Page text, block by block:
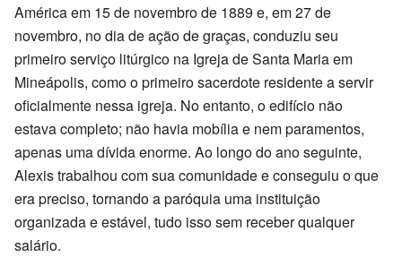
América em 15 de novembro de 1889 e, em 27 de
novembro, no dia de ação de graças, conduziu seu
primeiro serviço litúrgico na Igreja de Santa Maria em
Mineápolis, como o primeiro sacerdote residente a servir
oficialmente nessa igreja. No entanto, o edifício não
estava completo; não havia mobília e nem paramentos,
apenas uma dívida enorme. Ao longo do ano seguinte,
Alexis trabalhou com sua comunidade e conseguiu o que
era preciso, tornando a paróquia uma instituição
organizada e estável, tudo isso sem receber qualquer
salário.